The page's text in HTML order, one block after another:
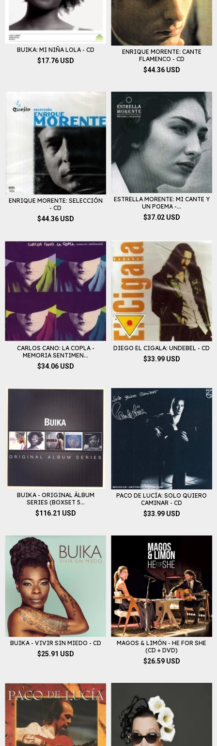
BUIKA: MI NIÑA LOLA - CD
$17.76 USD
ENRIQUE MORENTE: CANTE
FLAMENCO - CD
$44.36 USD
ENRIQUE MORENTE: SELECCIÓN
- CD
$44.36 USD
ESTRELLA MORENTE: MI CANTE Y
UN POEMA -...
$37.02 USD
CARLOS CANO: LA COPLA -
MEMORIA SENTIMEN...
$34.06 USD
DIEGO EL CIGALA: UNDEBEL - CD
$33.99 USD
BUIKA - ORIGINAL ÁLBUM
SERIES (BOXSET 5...
$116.21 USD
PACO DE LUCÍA: SOLO QUIERO
CAMINAR - CD
$33.99 USD
BUIKA - VIVIR SIN MIEDO - CD
$25.91 USD
MAGOS & LIMÓN - HE FOR SHE
(CD + DVD)
$26.59 USD